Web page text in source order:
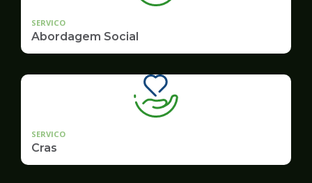
SERVICO
Abordagem Social
SERVICO
Cras